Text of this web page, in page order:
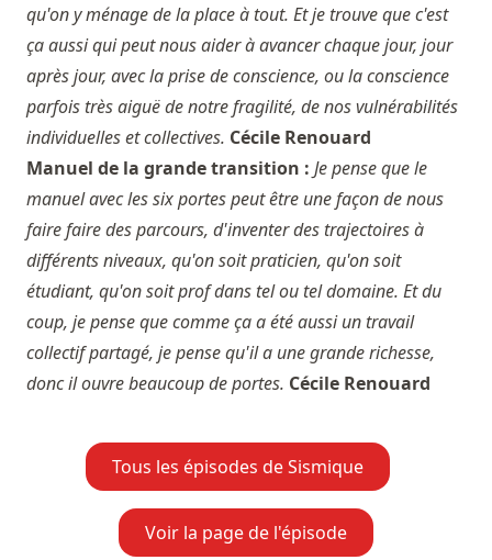
qu'on y ménage de la place à tout. Et je trouve que c'est
ça aussi qui peut nous aider à avancer chaque jour, jour
après jour, avec la prise de conscience, ou la conscience
parfois très aiguë de notre fragilité, de nos vulnérabilités
individuelles et collectives. Cécile Renouard
Manuel de la grande transition : Je pense que le
manuel avec les six portes peut être une façon de nous
faire faire des parcours, d'inventer des trajectoires à
différents niveaux, qu'on soit praticien, qu'on soit
étudiant, qu'on soit prof dans tel ou tel domaine. Et du
coup, je pense que comme ça a été aussi un travail
collectif partagé, je pense qu'il a une grande richesse,
donc il ouvre beaucoup de portes. Cécile Renouard
Tous les épisodes de Sismique
Voir la page de l'épisode